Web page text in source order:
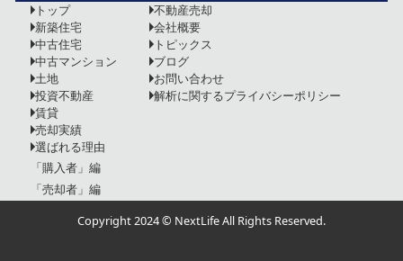
トップ
新築住宅
中古住宅
中古マンション
土地
投資不動産
賃貸
売却実績
選ばれる理由
「購入者」編
「売却者」編
不動産売却
会社概要
トピックス
ブログ
お問い合わせ
解析に関するプライバシーポリシー
Copyright 2024 © NextLife All Rights Reserved.